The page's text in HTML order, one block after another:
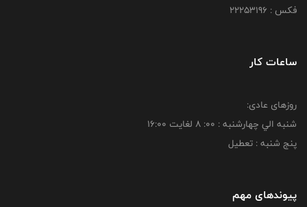
فکس : 22253196
ساعات کار
روزهای عادی:
شنبه الي چهارشنبه : 00: 8 لغايت 16:00
پنج شنبه : تعطیل
پیوندهای مهم